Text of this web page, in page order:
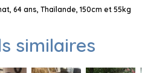
64 ans, Thaïlande, 150cm et 55kg
similaires